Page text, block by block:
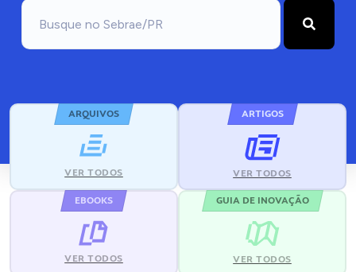
ARQUIVOS
VER TODOS
ARTIGOS
VER TODOS
EBOOKS
VER TODOS
GUIA DE INOVAÇÃO
VER TODOS